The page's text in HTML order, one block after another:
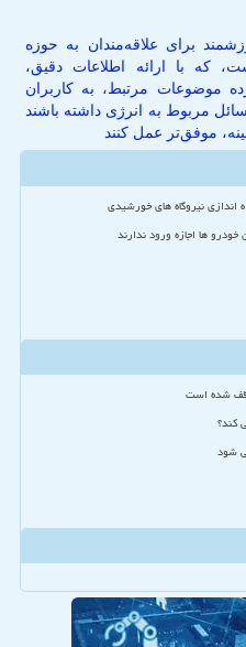
برای علاقه‌مندان به حوزه
که با ارائه اطلاعات دقیق،
موضوعات مرتبط، به کاربران
مربوط به انرژی داشته باشند
موفق‌تر عمل کنند
اندازی نیروگاه های خورشیدی
ها اجازه ورود ندارند
شده است
کند؟
شود